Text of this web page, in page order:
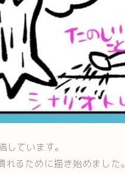
ています。
るために描き始めました。